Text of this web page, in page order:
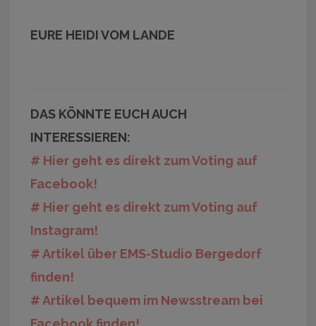
EURE HEIDI VOM LANDE
DAS KÖNNTE EUCH AUCH
INTERESSIEREN:
# Hier geht es direkt zum Voting auf
Facebook!
# Hier geht es direkt zum Voting auf
Instagram!
# Artikel über EMS-Studio Bergedorf
finden!
# Artikel bequem im Newsstream bei